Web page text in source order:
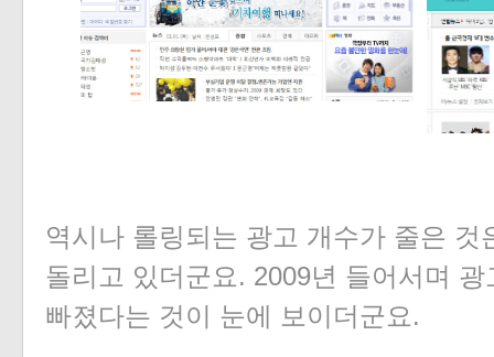
역시나 롤링되는 광고 개수가 줄은
돌리고 있더군요. 2009년 들어서며
빠졌다는 것이 눈에 보이더군요.